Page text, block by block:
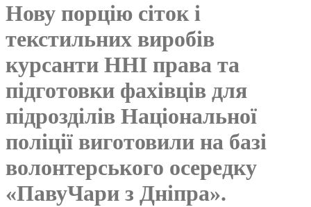
Нову порцію сіток і
текстильних виробів
курсанти ННІ права та
підготовки фахівців для
підрозділів Національної
поліції виготовили на базі
волонтерського осередку
«ПавуЧари з Дніпра».